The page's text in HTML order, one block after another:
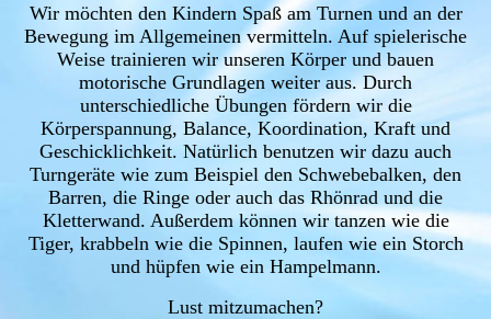
Wir möchten den Kindern Spaß am Turnen und an der
Bewegung im Allgemeinen vermitteln. Auf spielerische
Weise trainieren wir unseren Körper und bauen
motorische Grundlagen weiter aus. Durch
unterschiedliche Übungen fördern wir die
Körperspannung, Balance, Koordination, Kraft und
Geschicklichkeit. Natürlich benutzen wir dazu auch
Turngeräte wie zum Beispiel den Schwebebalken, den
Barren, die Ringe oder auch das Rhönrad und die
Kletterwand. Außerdem können wir tanzen wie die
Tiger, krabbeln wie die Spinnen, laufen wie ein Storch
und hüpfen wie ein Hampelmann.
Lust mitzumachen?